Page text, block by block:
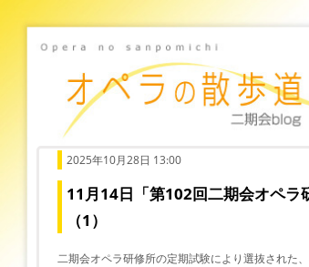
2025年10月28日 13:00
11月14日「第102回二期会オペラ
（1）
二期会オペラ研修所の定期試験により選抜された